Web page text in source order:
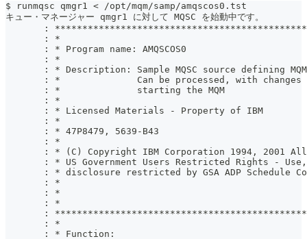
$ runmqsc qmgr1 < /opt/mqm/samp/amqscos0.tst
キュー・マネージャー qmgr1 に対して MQSC を始動中です。
:
: *
: * Program name: AMQSCOS0
: *
: * Description: Sample MQSC source defining
: *              Can be processed, with changes
: *              starting the MQM
: *
: * Licensed Materials - Property of IBM
: *
: * 47P8479, 5639-B43
: *
: * (C) Copyright IBM Corporation 1994, 2001
: * US Government Users Restricted Rights -
: * disclosure restricted by GSA ADP Schedule
: *
: *
: *
:
: *
: * Function: